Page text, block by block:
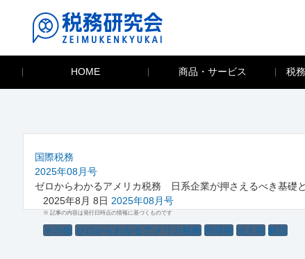
HOME 商品・サービス 税
国際税務
2025年08月号
ゼロからわかるアメリカ税務 日系企業が押さえるべき基
2025年8月 8日 2025年08月号
※ 記事の内容は発行日時点の情報に基づくものです
その他 ゼロからわかるアメリカ税務 所得税 法人税 解説